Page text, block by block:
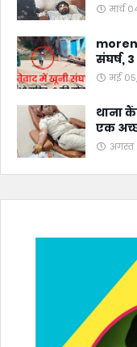
मार्च
संघर्ष,
मई
थाना
एक
अगस्त